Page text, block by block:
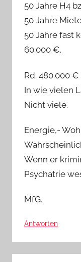
50 Jahre H4
50 Jahre
50 Jahre fast
60.000 €.
Rd. 480.000
In wie vielen
Nicht viele.
Energie,-
Wenn er
Psychatrie
MfG.
Antworten